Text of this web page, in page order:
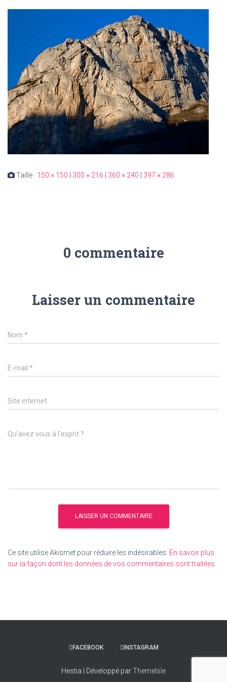
Taille : 150 × 150 300 × 216 360 × 240 397 × 286
0 commentaire
Laisser un commentaire
Nom *
E-mail *
Site internet
Qu’avez vous à l’esprit ?
Ce site utilise Akismet pour réduire les indésirables. En savoir plus
sur la façon dont les données de vos commentaires sont traitées
FACEBOOK INSTAGRAM
Hestia | Développé parThemeIsle